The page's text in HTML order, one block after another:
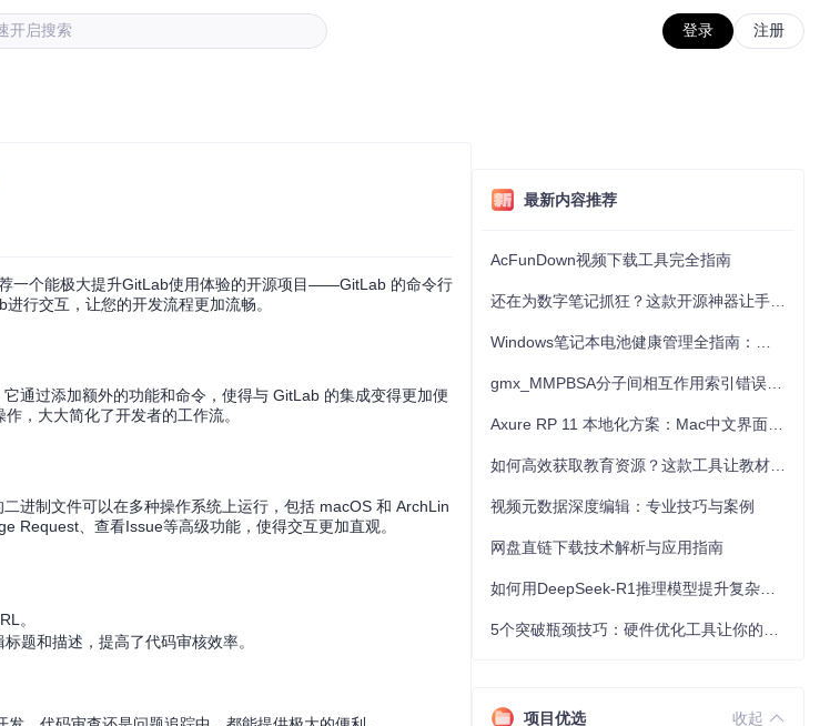
开启搜索 登录 注册
一个能极大提升GitLab使用体验的开源项目——GitLab 的命令行
行交互，让您的开发流程更加流畅。
通过添加额外的功能和命令，使得与 GitLab 的集成变得更加便
，大大简化了开发者的工作流。
进制文件可以在多种操作系统上运行，包括 macOS 和 ArchLin
Request、查看Issue等高级功能，使得交互更加直观。
。
题和描述，提高了代码审核效率。
最新内容推荐
AcFunDown视频下载工具完全指南
视频元数据深度编辑：专业技巧与案例
网盘直链下载技术解析与应用指南
项目优选 收起